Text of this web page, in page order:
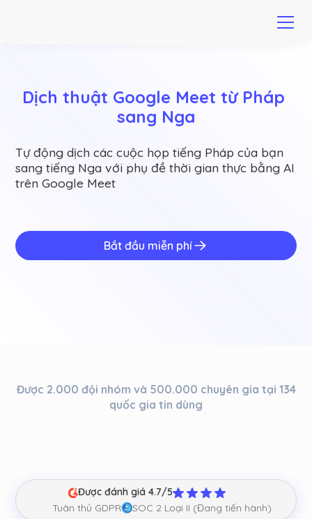
Dịch thuật Google Meet từ Pháp
sang Nga
Tự động dịch các cuộc họp tiếng Pháp của bạn
sang tiếng Nga với phụ đề thời gian thực bằng AI
trên Google Meet
Bắt đầu miễn phí
Được 2.000 đội nhóm và 500.000 chuyên gia tại 134
quốc gia tin dùng
Được đánh giá 4.7/5
Tuân thủ GDPR
SOC 2 Loại II (Đang tiến hành)